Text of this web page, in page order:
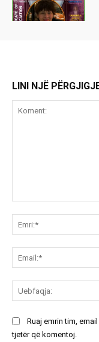
LINI NJË
Ruaj emrin tim,
tjetër që komentoj.